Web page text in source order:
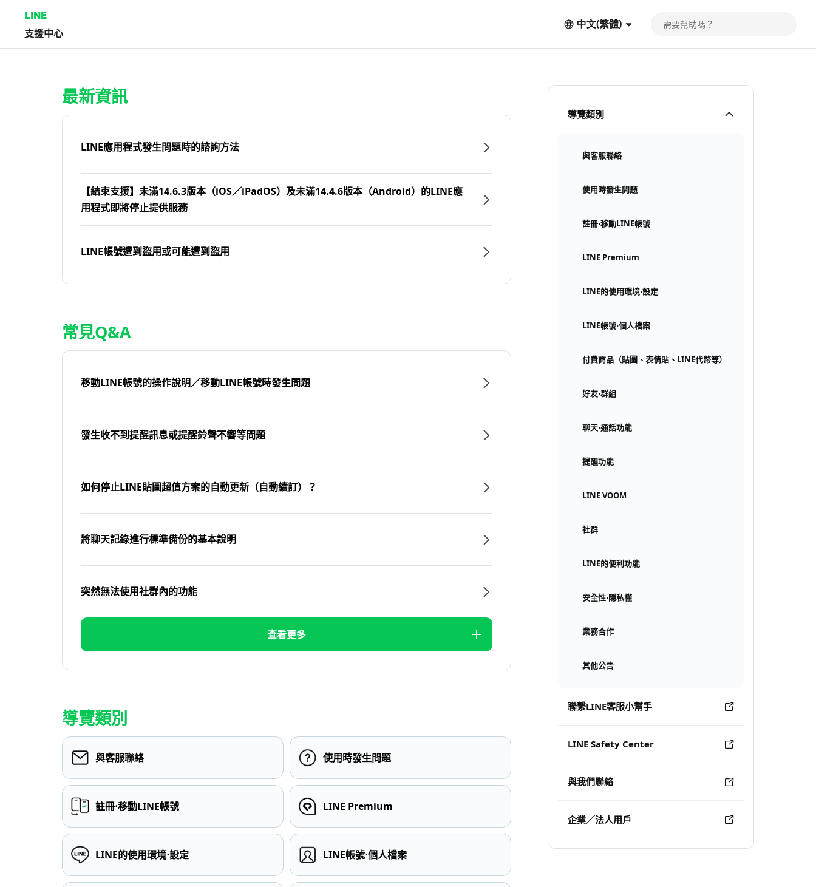
LINE
支援中心
中文(繁體)
導覽類別
與客服聯絡
使用時發生問題
註冊⋅移動LINE帳號
LINE Premium
LINE的使用環境⋅設定
LINE帳號⋅個人檔案
付費商品（貼圖、表情貼、LINE代幣等）
好友⋅群組
聊天⋅通話功能
提醒功能
LINE VOOM
社群
LINE的便利功能
安全性⋅隱私權
業務合作
其他公告
聯繫LINE客服小幫手
LINE Safety Center
與我們聯絡
企業／法人用戶
最新資訊
LINE應用程式發生問題時的諮詢方法
【結束支援】未滿14.6.3版本（iOS／iPadOS）及未滿14.4.6版本（Android）的LINE應
用程式即將停止提供服務
LINE帳號遭到盜用或可能遭到盜用
常見Q&A
移動LINE帳號的操作說明／移動LINE帳號時發生問題
發生收不到提醒訊息或提醒鈴聲不響等問題
如何停止LINE貼圖超值方案的自動更新（自動續訂）？
將聊天記錄進行標準備份的基本說明
突然無法使用社群內的功能
查看更多
導覽類別
與客服聯絡 使用時發生問題
註冊⋅移動LINE帳號 LINE Premium
LINE的使用環境⋅設定 LINE帳號⋅個人檔案